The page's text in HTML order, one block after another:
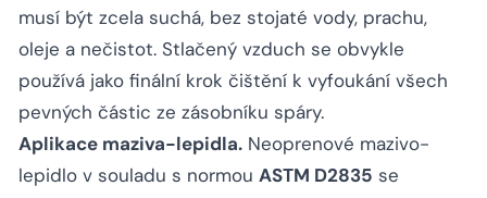
musí být zcela suchá, bez stojaté vody, prachu,
oleje a nečistot. Stlačený vzduch se obvykle
používá jako finální krok čištění k vyfoukání všech
pevných částic ze zásobníku spáry.
Aplikace maziva-lepidla. Neoprenové mazivo-
lepidlo v souladu s normou ASTM D2835 se